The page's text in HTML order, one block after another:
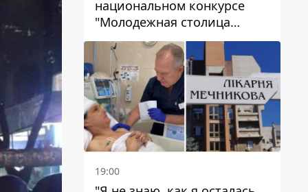
национальном конкурсе
"Молодежная столица
Украины – 2026"
19:00